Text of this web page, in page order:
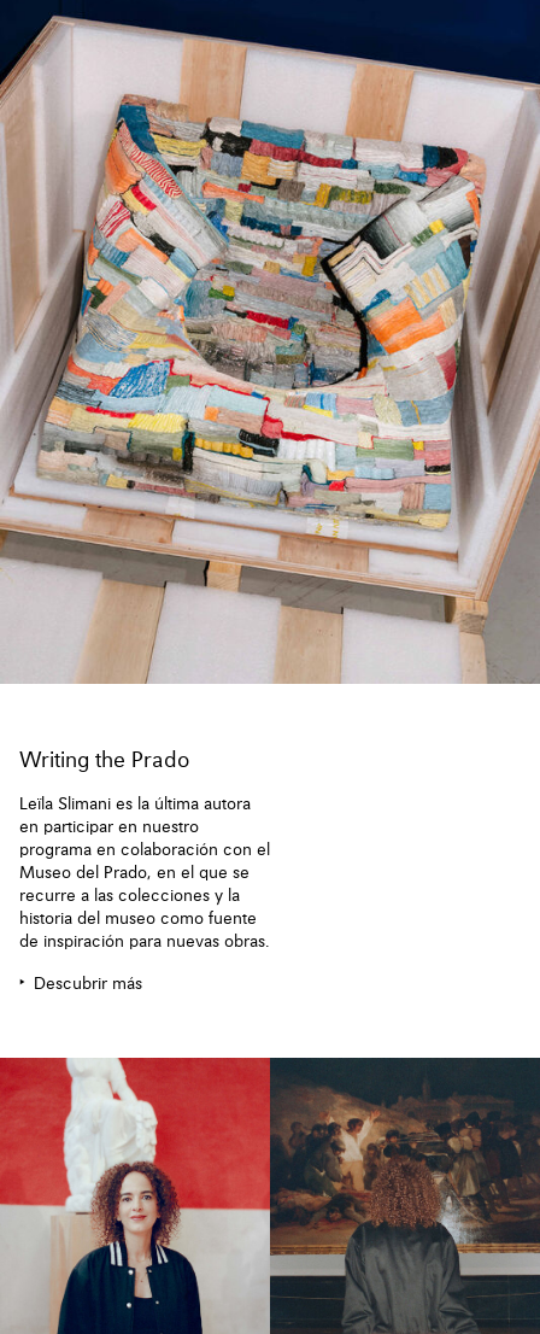
Writing the Prado
Leïla Slimani es la última autora
en participar en nuestro
programa en colaboración con el
Museo del Prado, en el que se
recurre a las colecciones y la
historia del museo como fuente
de inspiración para nuevas obras.
Descubrir más